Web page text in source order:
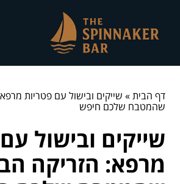
דף הבית» שייקים ובישול עם פטריות
שהמטבח שלכם חיפש
שייקים ובישול
מרפא: הזריקה